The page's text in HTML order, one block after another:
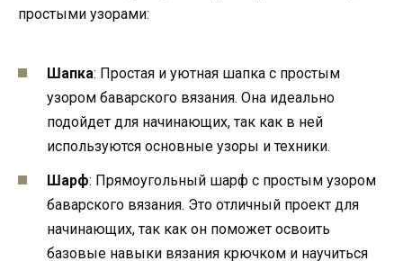
простыми узорами:
Шапка: Простая и уютная шапка с простым
узором баварского вязания. Она идеально
подойдет для начинающих, так как в ней
используются основные узоры и техники.
Шарф: Прямоугольный шарф с простым узором
баварского вязания. Это отличный проект для
начинающих, так как он поможет освоить
базовые навыки вязания крючком и научиться